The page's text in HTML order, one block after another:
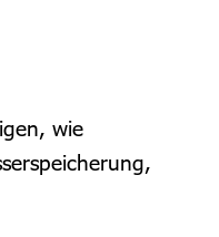
wie